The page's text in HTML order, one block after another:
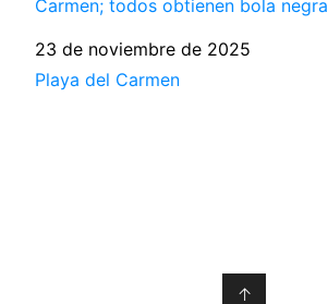
Carmen; todos obtienen bola negra
Fecha
23 de noviembre de 2025
Respecto a
Playa del Carmen
↑